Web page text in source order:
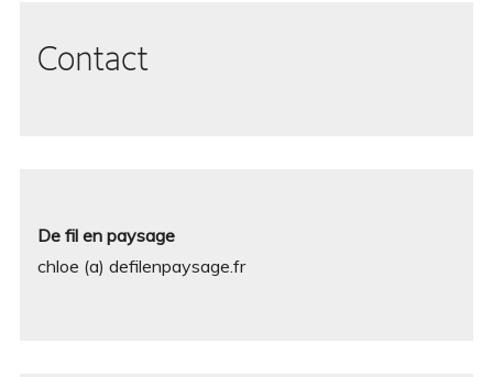
Contact
De fil en paysage
chloe (a) defilenpaysage.fr